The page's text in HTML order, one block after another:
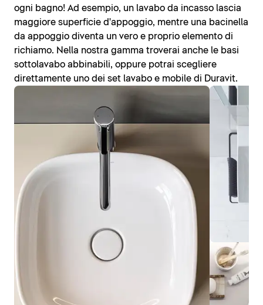
ogni bagno! Ad esempio, un lavabo da incasso lascia
maggiore superficie d'appoggio, mentre una bacinella
da appoggio diventa un vero e proprio elemento di
richiamo. Nella nostra gamma troverai anche le basi
sottolavabo abbinabili, oppure potrai scegliere
direttamente uno dei set lavabo e mobile di Duravit.